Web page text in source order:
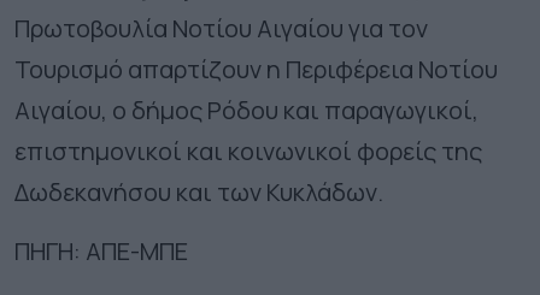
Πρωτοβουλία Νοτίου Αιγαίου για τον
Τουρισμό απαρτίζουν η Περιφέρεια Νοτίου
Αιγαίου, ο δήμος Ρόδου και παραγωγικοί,
επιστημονικοί και κοινωνικοί φορείς της
Δωδεκανήσου και των Κυκλάδων.
ΠΗΓΗ: ΑΠΕ-ΜΠΕ